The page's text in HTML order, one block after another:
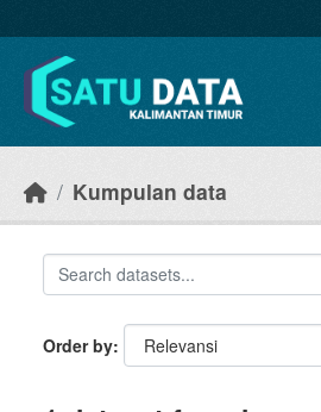
Kumpulan data
Order by